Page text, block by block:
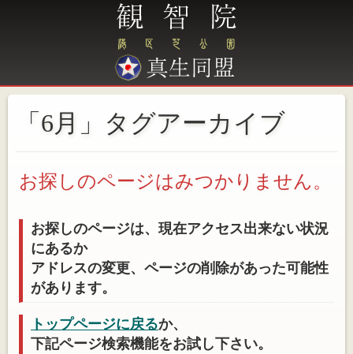
「6月」タグアーカイブ
お探しのページはみつかりません。
お探しのページは、現在アクセス出来ない状況
にあるか
アドレスの変更、ページの削除があった可能性
があります。
トップページに戻るか、
下記ページ検索機能をお試し下さい。